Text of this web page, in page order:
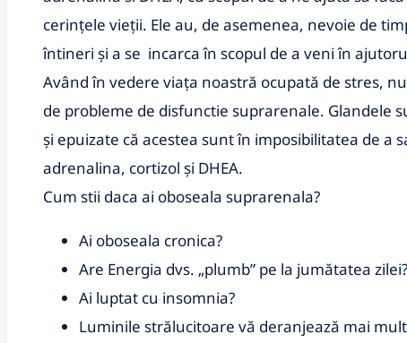
cerințele vieții. Ele au, de asemenea, nevoie de
întineri și a se incarca în scopul de a veni în
Având în vedere viața noastră ocupată de stres,
de probleme de disfunctie suprarenale. Glandele
și epuizate că acestea sunt în imposibilitatea de a
adrenalina, cortizol și DHEA.
Cum stii daca ai oboseala suprarenala?
Ai oboseala cronica?
Are Energia dvs. „plumb” pe la jumătatea zilei?
Ai luptat cu insomnia?
Luminile strălucitoare vă deranjează mai